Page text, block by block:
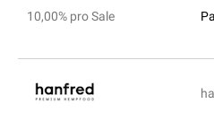
10,00% pro Sale